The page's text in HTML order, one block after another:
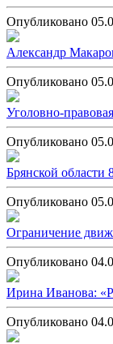
Опубликовано
Александр
Опубликовано
Уголовно-
Опубликовано
Брянской области
Опубликовано
Ограничение
Опубликовано
Ирина Иванова:
Опубликовано